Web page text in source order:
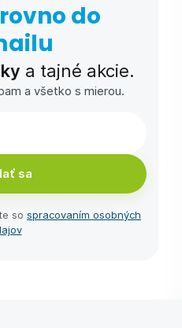
do
a tajné akcie.
a všetko s mierou.
sa
so spracovaním osobných